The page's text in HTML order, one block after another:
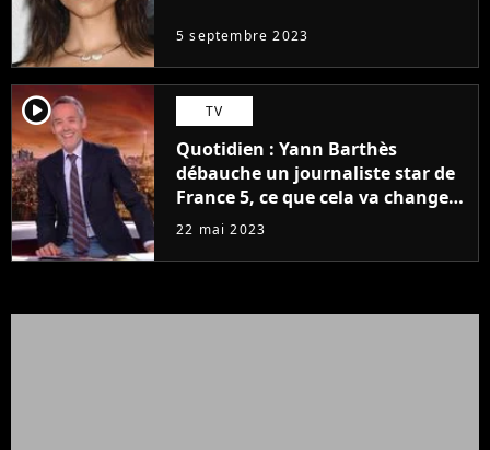
5 septembre 2023
player2 TV
Quotidien : Yann Barthès
débauche un journaliste star de
France 5, ce que cela va changer
à la rentrée
22 mai 2023